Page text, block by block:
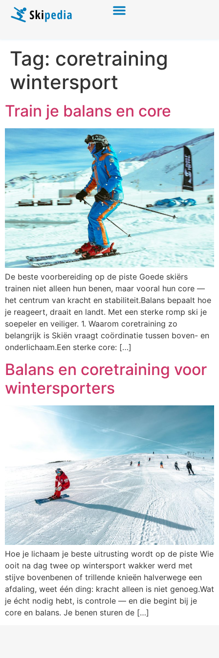
Tag: coretraining
wintersport
Train je balans en core
De beste voorbereiding op de piste Goede skiërs
trainen niet alleen hun benen, maar vooral hun core —
het centrum van kracht en stabiliteit.Balans bepaalt hoe
je reageert, draait en landt. Met een sterke romp ski je
soepeler en veiliger. 1. Waarom coretraining zo
belangrijk is Skiën vraagt coördinatie tussen boven- en
onderlichaam.Een sterke core: […]
Balans en coretraining voor
wintersporters
Hoe je lichaam je beste uitrusting wordt op de piste Wie
ooit na dag twee op wintersport wakker werd met
stijve bovenbenen of trillende knieën halverwege een
afdaling, weet één ding: kracht alleen is niet genoeg.Wat
je écht nodig hebt, is controle — en die begint bij je
core en balans. Je benen sturen de […]